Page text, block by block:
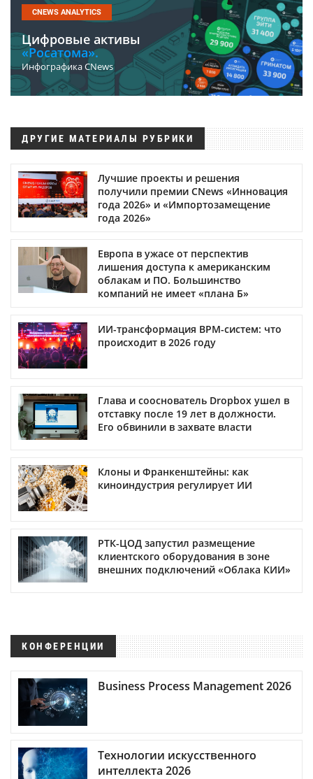
CNEWS ANALYTICS
Цифровые активы
«Росатома».
Инфографика CNews
ДРУГИЕ МАТЕРИАЛЫ РУБРИКИ
Лучшие проекты и решения
получили премии CNews «Инновация
года 2026» и «Импортозамещение
года 2026»
Европа в ужасе от перспектив
лишения доступа к американским
облакам и ПО. Большинство
компаний не имеет «плана Б»
ИИ-трансформация BPM-систем: что
происходит в 2026 году
Глава и сооснователь Dropbox ушел в
отставку после 19 лет в должности.
Его обвинили в захвате власти
Клоны и Франкенштейны: как
киноиндустрия регулирует ИИ
РТК-ЦОД запустил размещение
клиентского оборудования в зоне
внешних подключений «Облака КИИ»
КОНФЕРЕНЦИИ
Business Process Management 2026
Технологии искусственного
интеллекта 2026